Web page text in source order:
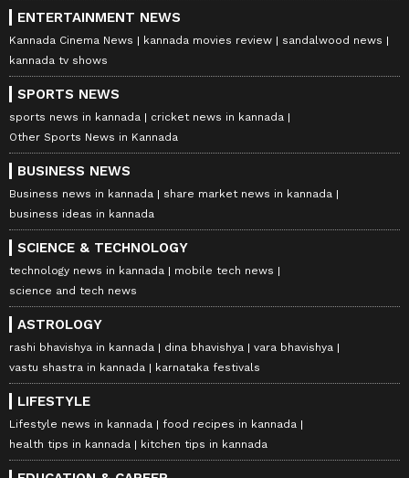
ENTERTAINMENT NEWS
Kannada Cinema News kannada movies review
sandalwood news
kannada tv shows
SPORTS NEWS
sports news in kannada
cricket news in kannada
Other Sports News in Kannada
BUSINESS NEWS
Business news in kannada
share market news in kannada
business ideas in kannada
SCIENCE & TECHNOLOGY
technology news in kannada
mobile tech news
science and tech news
ASTROLOGY
rashi bhavishya in kannada dina bhavishya
vara bhavishya
vastu shastra in kannada
karnataka festivals
LIFESTYLE
Lifestyle news in kannada
food recipes in kannada
health tips in kannada
kitchen tips in kannada